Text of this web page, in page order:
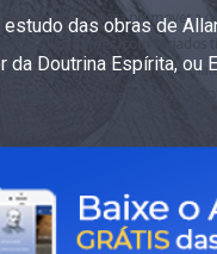
das obras de
da Doutrina Espírita, ou